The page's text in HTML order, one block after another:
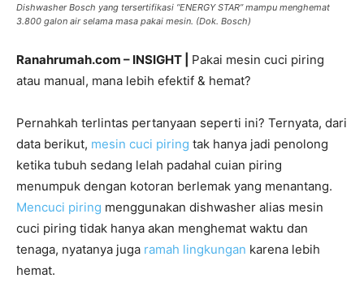
Dishwasher Bosch yang tersertifikasi “ENERGY STAR” mampu menghemat
3.800 galon air selama masa pakai mesin. (Dok. Bosch)
Ranahrumah.com – INSIGHT | Pakai mesin cuci piring
atau manual, mana lebih efektif & hemat?
Pernahkah terlintas pertanyaan seperti ini? Ternyata, dari
data berikut, mesin cuci piring tak hanya jadi penolong
ketika tubuh sedang lelah padahal cuian piring
menumpuk dengan kotoran berlemak yang menantang.
Mencuci piring menggunakan dishwasher alias mesin
cuci piring tidak hanya akan menghemat waktu dan
tenaga, nyatanya juga ramah lingkungan karena lebih
hemat.